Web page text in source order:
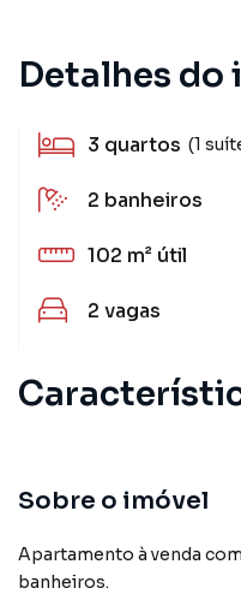
Detalhes do
3 quartos (1
2 banheiros
102 m² útil
2 vagas
Sobre o imóvel
Apartamento à venda
banheiros.